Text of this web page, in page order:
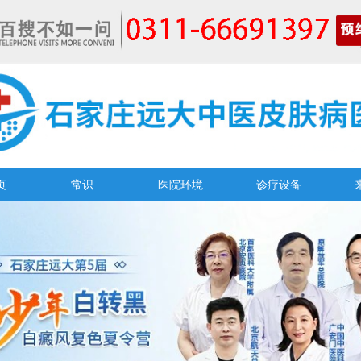
常识 医院环境 诊疗设备